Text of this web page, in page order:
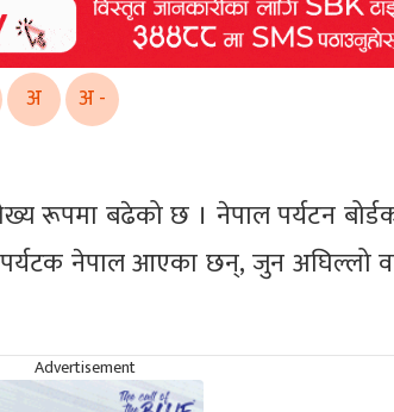
अ अ -
रूपमा बढेको छ । नेपाल पर्यटन
नेपाल आएका छन्, जुन अघिल्लो